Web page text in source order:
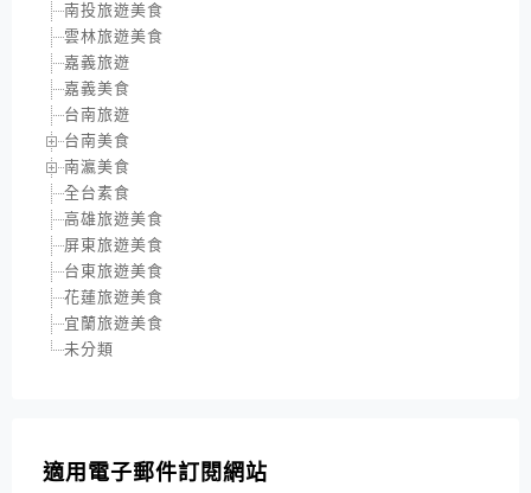
南投旅遊美食
雲林旅遊美食
嘉義旅遊
嘉義美食
台南旅遊
台南美食
南瀛美食
全台素食
高雄旅遊美食
屏東旅遊美食
台東旅遊美食
花蓮旅遊美食
宜蘭旅遊美食
未分類
適用電子郵件訂閱網站